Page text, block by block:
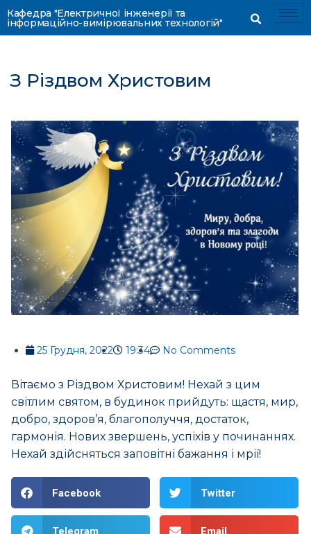
Кафедра "Електричної інженерії та
інформаційно-вимірювальних технологій"
З Різдвом Христовим
25 Грудня, 2022 19:34 No Comments
Вітаємо з Різдвом Христовим! Нехай з цим
світлим святом, в будинок прийдуть: щастя, мир,
добро, здоров’я, благополуччя, достаток,
гармонія. Нових звершень, успіхів у починаннях.
Нехай здійсняться заповітні бажання і мрії!
Facebook Twitter
Telegram Email